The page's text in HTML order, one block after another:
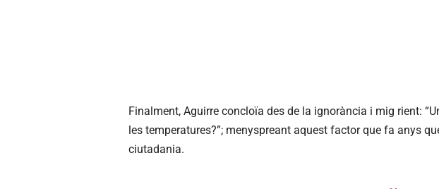
Finalment, Aguirre concloïa des de la ignorància i mig rient:
les temperatures?”; menyspreant aquest factor que fa anys
ciutadania.